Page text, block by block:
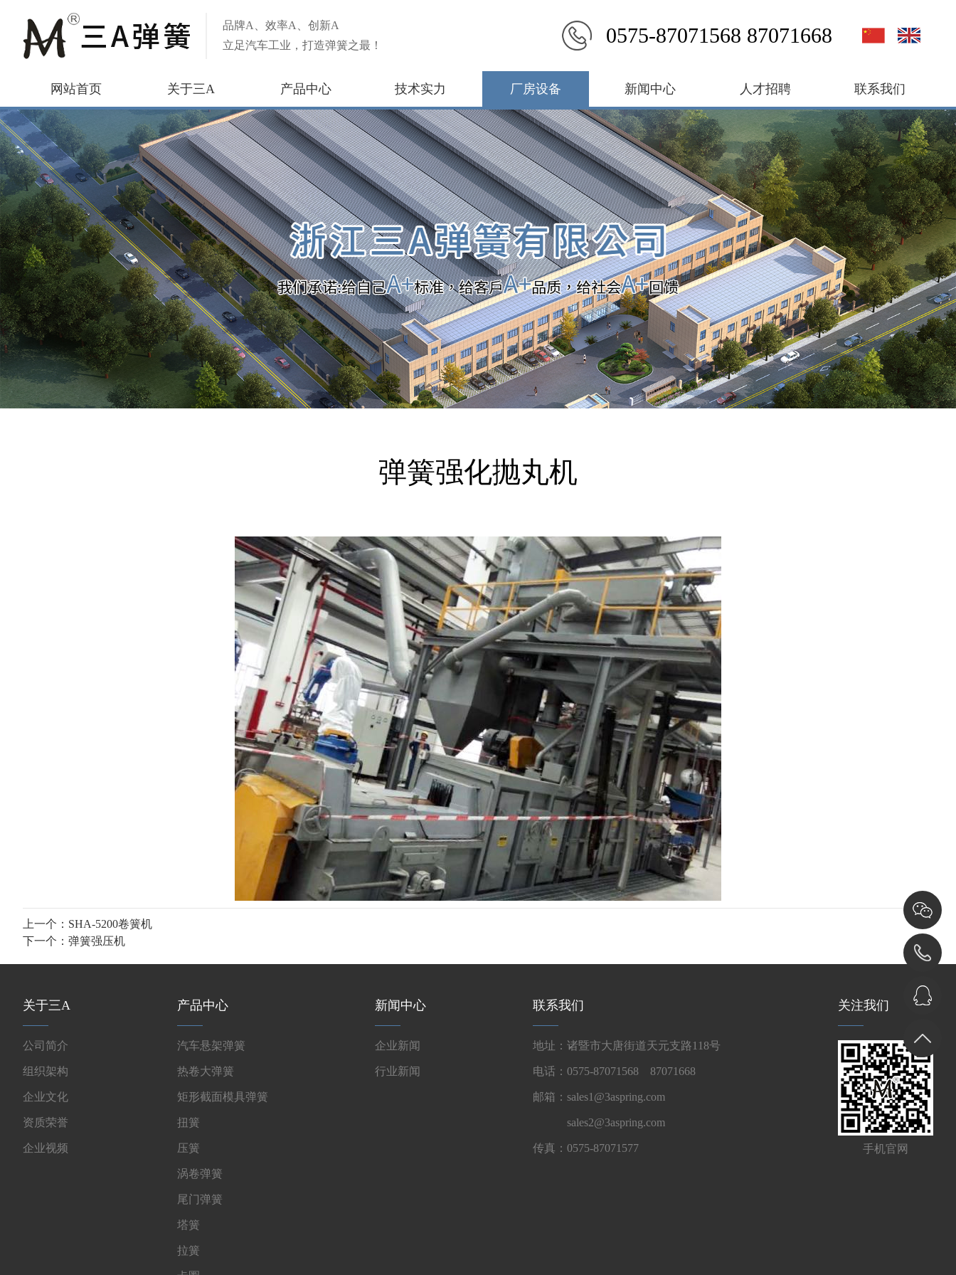
品牌A、效率A、创新A
立足汽车工业，打造弹簧之最！
0575-87071568 87071668
网站首页 关于三A 产品中心 技术实力 厂房设备 新闻中心 人才招聘 联系我们
弹簧强化抛丸机
上一个： SHA-5200卷簧机
下一个： 弹簧强压机
关于三A
公司简介
组织架构
企业文化
资质荣誉
企业视频
产品中心
汽车悬架弹簧
热卷大弹簧
矩形截面模具弹簧
扭簧
压簧
涡卷弹簧
尾门弹簧
塔簧
拉簧
新闻中心
企业新闻
行业新闻
联系我们
地址：诸暨市大唐街道天元支路118号
电话：0575-87071568 87071668
邮箱：sales1@3aspring.com
sales2@3aspring.com
传真：0575-87071577
关注我们
手机官网